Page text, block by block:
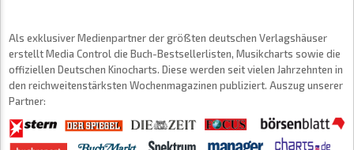
Als exklusiver Medienpartner der größten deutschen Verlagshäuser
erstellt Media Control die Buch-Bestsellerlisten, Musikcharts sowie die
offiziellen Deutschen Kinocharts. Diese werden seit vielen Jahrzehnten in
den reichweitenstärksten Wochenmagazinen publiziert. Auszug unserer
Partner: